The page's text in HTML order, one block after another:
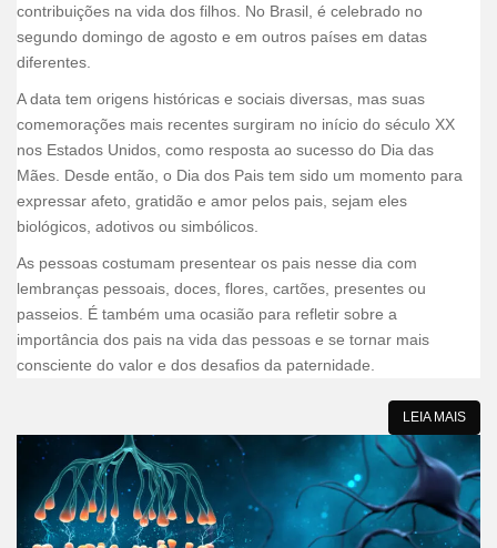
contribuições na vida dos filhos. No Brasil, é celebrado no
segundo domingo de agosto e em outros países em datas
diferentes.
A data tem origens históricas e sociais diversas, mas suas
comemorações mais recentes surgiram no início do século XX
nos Estados Unidos, como resposta ao sucesso do Dia das
Mães. Desde então, o Dia dos Pais tem sido um momento para
expressar afeto, gratidão e amor pelos pais, sejam eles
biológicos, adotivos ou simbólicos.
As pessoas costumam presentear os pais nesse dia com
lembranças pessoais, doces, flores, cartões, presentes ou
passeios. É também uma ocasião para refletir sobre a
importância dos pais na vida das pessoas e se tornar mais
consciente do valor e dos desafios da paternidade.
LEIA MAIS